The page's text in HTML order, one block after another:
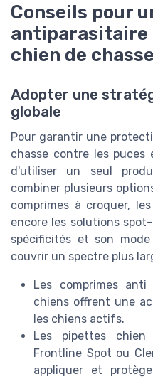
Conseils pour
antiparasitaire
chien de chasse
Adopter une
globale
Pour garantir une
chasse contre les
d'utiliser un seul
combiner plusieurs
comprimes à croquer,
encore les solutions
spécificités et son
couvrir un spectre plus
Les comprimes
chiens offrent une
les chiens actifs.
Les pipettes
Frontline Spot ou
appliquer et